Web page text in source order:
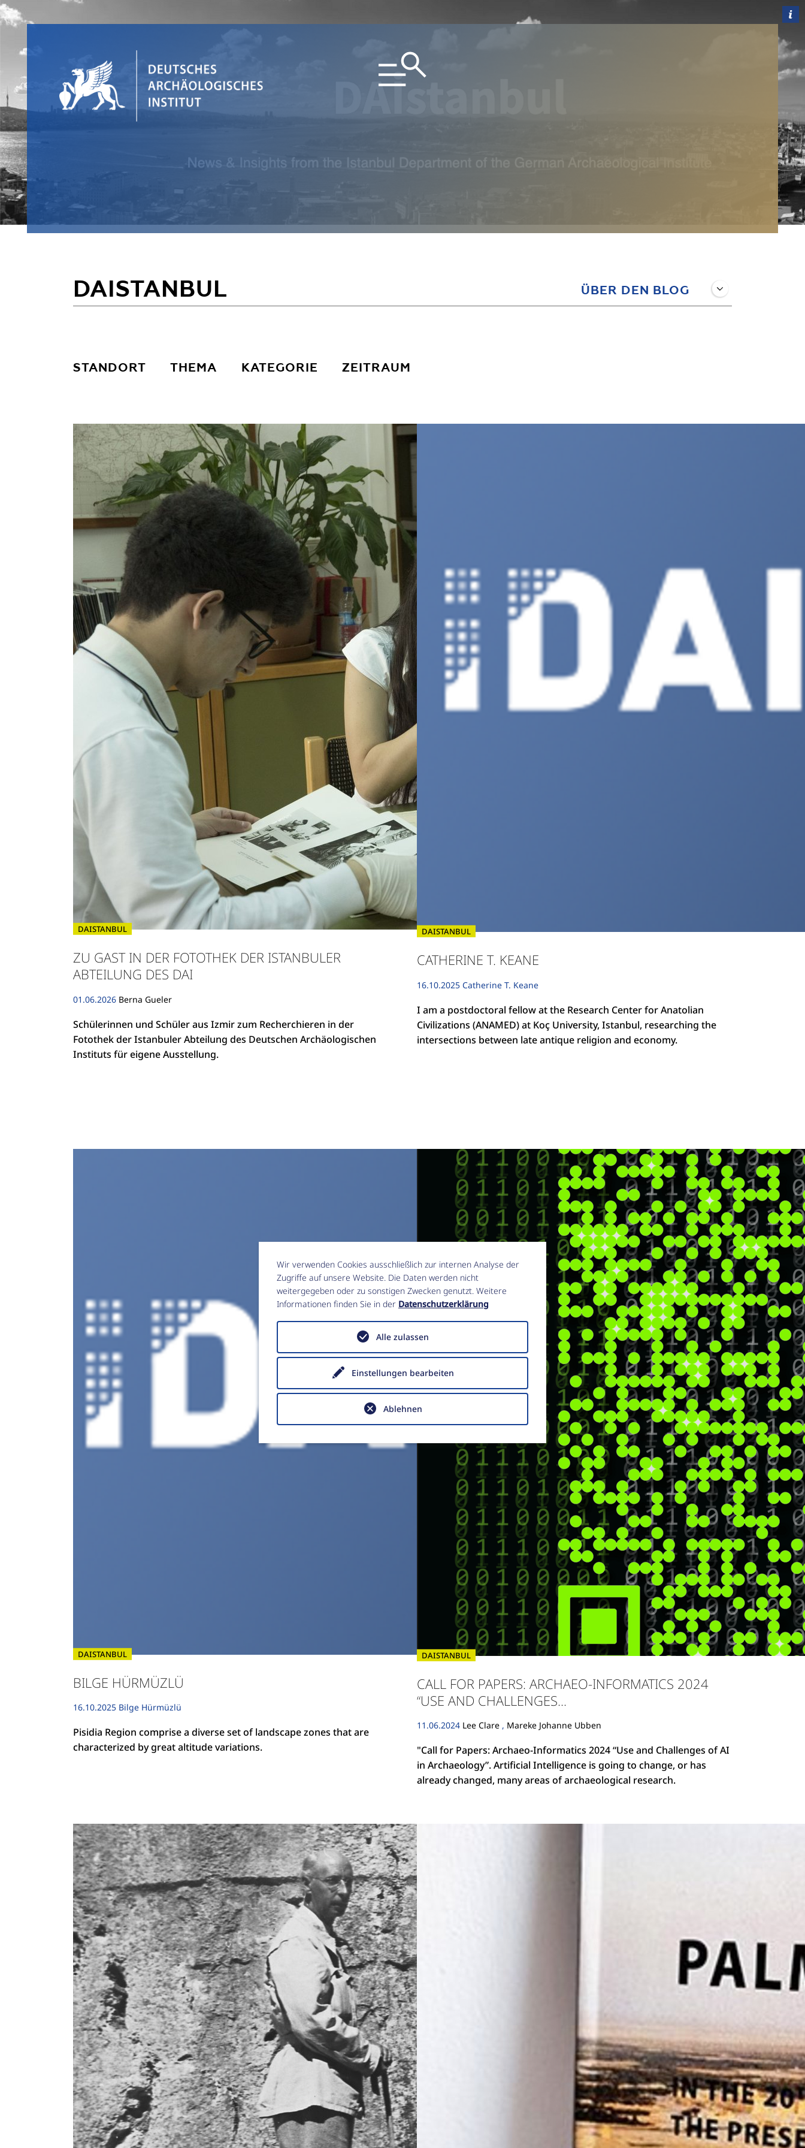
DAISTANBUL ÜBER DEN BLOG
STANDORT THEMA KATEGORIE ZEITRAUM
DAISTANBUL
ZU GAST IN DER FOTOTHEK DER ISTANBULER
ABTEILUNG DES DAI
01.06.2026 Berna Gueler
Schülerinnen und Schüler aus Izmir zum Recherchieren in der
Fotothek der Istanbuler Abteilung des Deutschen Archäologischen
Instituts für eigene Ausstellung.
DAISTANBUL
CATHERINE T. KEANE
16.10.2025 Catherine T. Keane
I am a postdoctoral fellow at the Research Center for Anatolian
Civilizations (ANAMED) at Koç University, Istanbul, researching the
intersections between late antique religion and economy.
DAISTANBUL
BILGE HÜRMÜZLÜ
16.10.2025 Bilge Hürmüzlü
Pisidia Region comprise a diverse set of landscape zones that are
characterized by great altitude variations.
DAISTANBUL
CALL FOR PAPERS: ARCHAEO-INFORMATICS 2024
“USE AND CHALLENGES...
11.06.2024 Lee Clare , Mareke Johanne Ubben
"Call for Papers: Archaeo-Informatics 2024 “Use and Challenges of AI
in Archaeology”. Artificial Intelligence is going to change, or has
already changed, many areas of archaeological research.
Wir verwenden Cookies ausschließlich zur internen Analyse der
Zugriffe auf unsere Website. Die Daten werden nicht
weitergegeben oder zu sonstigen Zwecken genutzt. Weitere
Informationen finden Sie in der Datenschutzerklärung
Einstellungen bearbeiten
Ablehnen
Alle zulassen